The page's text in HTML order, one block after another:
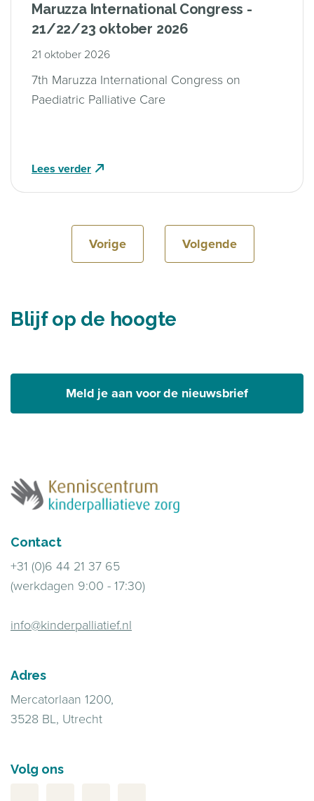
Maruzza International Congress -
21/22/23 oktober 2026
21 oktober 2026
7th Maruzza International Congress on
Paediatric Palliative Care
Lees verder
Vorige Volgende
Blijf op de hoogte
Meld je aan voor de nieuwsbrief
Contact
+31 (0)6 44 21 37 65
(werkdagen 9:00 - 17:30)
info@kinderpalliatief.nl
Adres
Mercatorlaan 1200,
3528 BL, Utrecht
Volg ons